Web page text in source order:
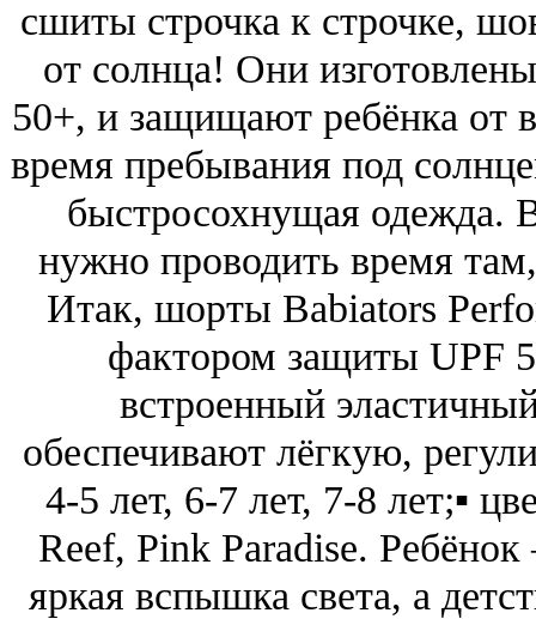
сшиты строчка к строчке,
от солнца! Они
50+, и защищают ребёнка от
время пребывания под
быстросохнущая одежда.
нужно проводить время
Итак, шорты Babiators
фактором защиты UPF
встроенный
обеспечивают лёгкую,
4-5 лет, 6-7 лет, 7-8 лет;▪
Reef, Pink Paradise.
яркая вспышка света, а